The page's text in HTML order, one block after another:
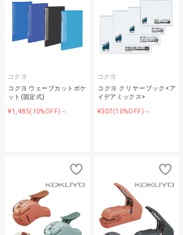
コクヨ
コクヨ ウェーブカットポケ
ット(固定式)
¥1,485(10%OFF)～
コクヨ
コクヨ クリヤーブック<ア
イデアミックス>
¥307(10%OFF)～